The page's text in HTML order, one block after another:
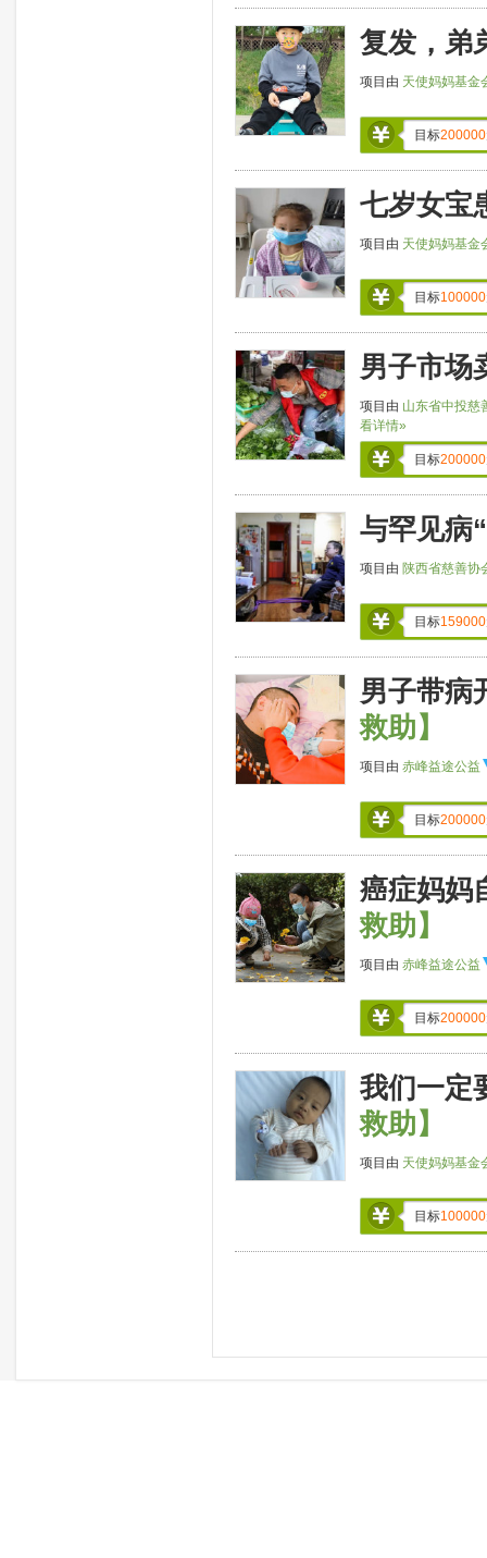
复发，弟
项目由 天使妈妈基金
目标200000
七岁女宝
项目由 天使妈妈基金
目标100000
男子市场
项目由 山东省中投慈
看详情»
目标200000
与罕见病
项目由 陕西省慈善协
目标159000
男子带病
救助】
项目由 赤峰益途公益
目标200000
癌症妈妈
救助】
项目由 赤峰益途公益
目标200000
我们一定
救助】
项目由 天使妈妈基金
目标100000